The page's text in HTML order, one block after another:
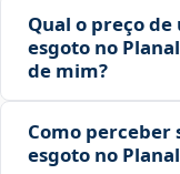
Qual o preço
esgoto no
de mim?
Como
esgoto no